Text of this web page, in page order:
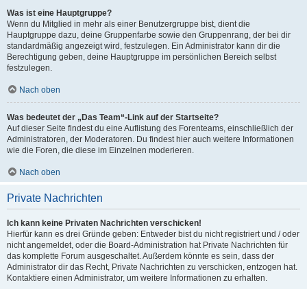
Was ist eine Hauptgruppe?
Wenn du Mitglied in mehr als einer Benutzergruppe bist, dient die
Hauptgruppe dazu, deine Gruppenfarbe sowie den Gruppenrang, der bei dir
standardmäßig angezeigt wird, festzulegen. Ein Administrator kann dir die
Berechtigung geben, deine Hauptgruppe im persönlichen Bereich selbst
festzulegen.
Nach oben
Was bedeutet der „Das Team“-Link auf der Startseite?
Auf dieser Seite findest du eine Auflistung des Forenteams, einschließlich der
Administratoren, der Moderatoren. Du findest hier auch weitere Informationen
wie die Foren, die diese im Einzelnen moderieren.
Nach oben
Private Nachrichten
Ich kann keine Privaten Nachrichten verschicken!
Hierfür kann es drei Gründe geben: Entweder bist du nicht registriert und / oder
nicht angemeldet, oder die Board-Administration hat Private Nachrichten für
das komplette Forum ausgeschaltet. Außerdem könnte es sein, dass der
Administrator dir das Recht, Private Nachrichten zu verschicken, entzogen hat.
Kontaktiere einen Administrator, um weitere Informationen zu erhalten.